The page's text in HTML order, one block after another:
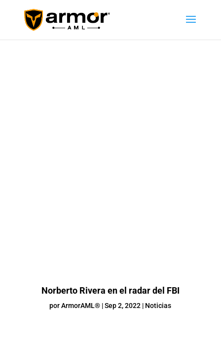
Norberto Rivera en el radar del FBI
porArmorAML® |Sep 2, 2022 | Noticias